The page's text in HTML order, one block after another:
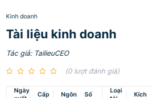
Kinh doanh
Tài liệu kinh doanh
Tác giả: TailieuCEO
(0 lượt đánh giá)
Ngày
Cấp
Ngôn
Số
Loại
Kích